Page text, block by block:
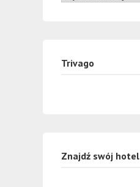
Trivago
Znajdź swój hotel